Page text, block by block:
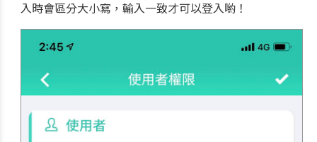
入時會區分大小寫，輸入一致才可以登入喲！